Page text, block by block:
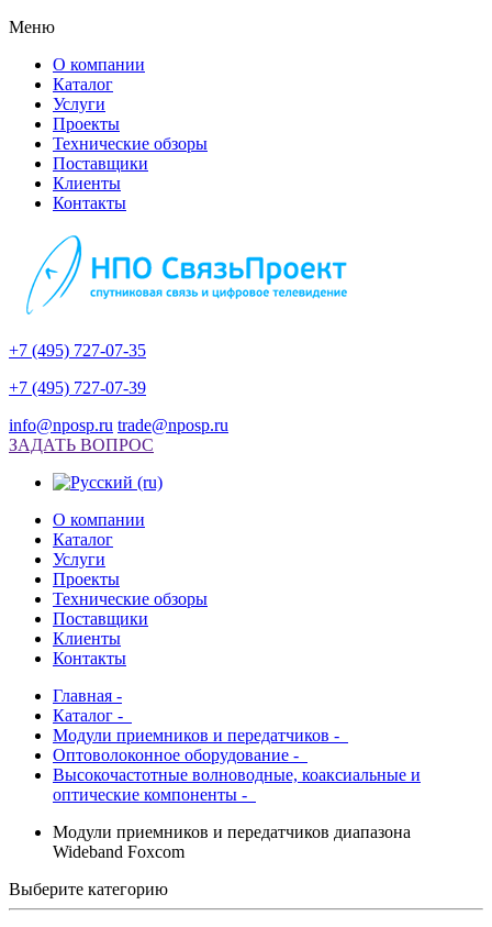
Меню
О компании
Каталог
Услуги
Проекты
Технические обзоры
Поставщики
Клиенты
Контакты
+7 (495) 727-07-35
+7 (495) 727-07-39
info@nposp.ru trade@nposp.ru
ЗАДАТЬ ВОПРОС
О компании
Каталог
Услуги
Проекты
Технические обзоры
Поставщики
Клиенты
Контакты
Главная -
Каталог -
Модули приемников и передатчиков -
Оптоволоконное оборудование -
Высокочастотные волноводные, коаксиальные и
оптические компоненты -
Модули приемников и передатчиков диапазона
Wideband Foxcom
Выберите категорию